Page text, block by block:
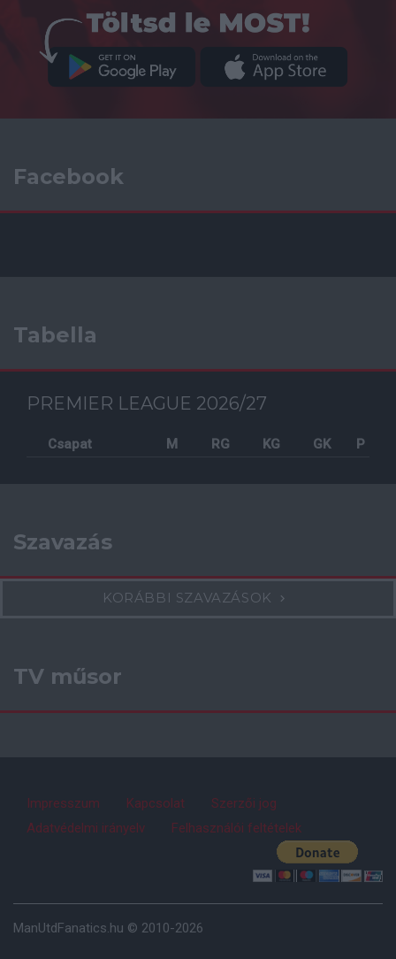
Facebook
Tabella
PREMIER LEAGUE 2026/27
Csapat M RG KG GK P
Szavazás
KORÁBBI SZAVAZÁSOK
TV műsor
Impresszum Kapcsolat
Szerzői jog
Adatvédelmi irányelv
Felhasználói feltételek
ManUtdFanatics.hu © 2010-2026